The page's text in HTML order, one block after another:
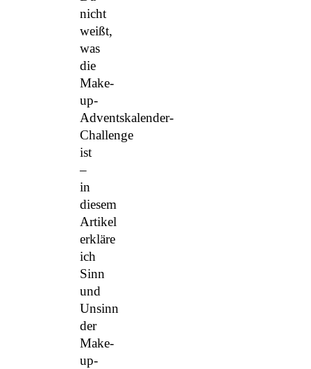
nicht
weißt,
was
die
Make-
up-
Adventskalender-
Challenge
ist
–
in
diesem
Artikel
erkläre
ich
Sinn
und
Unsinn
der
Make-
up-